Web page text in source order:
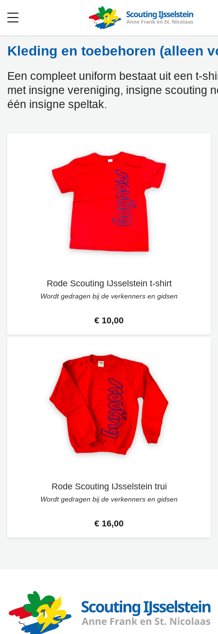
Open
Kleding en toebehoren (alleen
Een compleet uniform bestaat uit een t-
met insigne vereniging, insigne scouting
één insigne speltak.
Rode Scouting IJsselstein t-shirt
Wordt gedragen bij de verkenners en gidsen
€ 10,00
Rode Scouting IJsselstein trui
Wordt gedragen bij de verkenners en gidsen
€ 16,00